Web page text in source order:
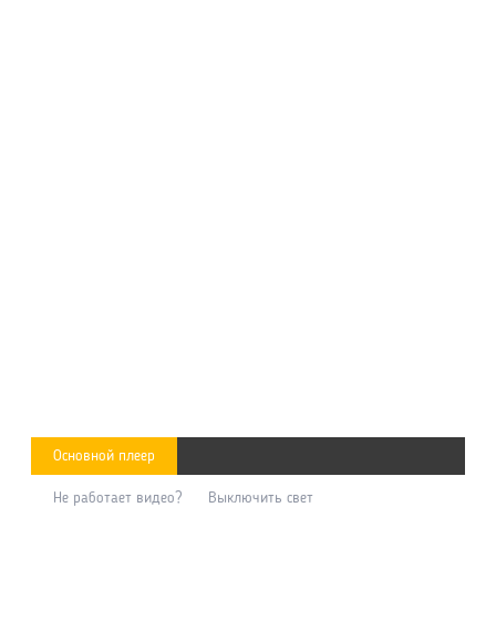
Основной плеер
Не работает видео? Выключить свет